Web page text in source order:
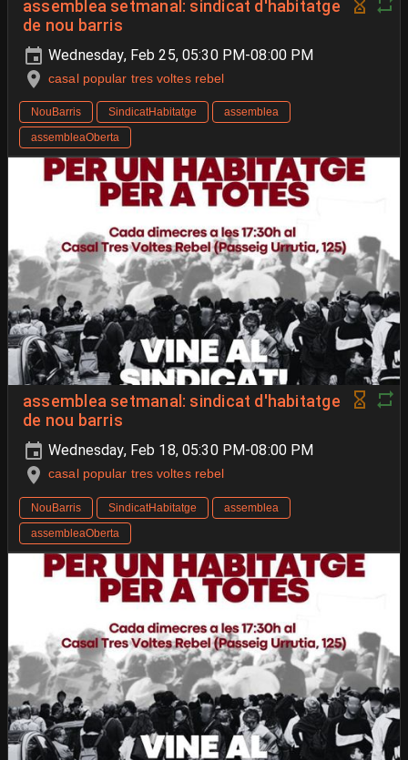
assemblea setmanal: sindicat d'habitatge
de nou barris
Wednesday, Feb 25, 05:30 PM-08:00 PM
casal popular tres voltes rebel
NouBarris SindicatHabitatge
assemblea
assembleaOberta
assemblea setmanal: sindicat d'habitatge
de nou barris
Wednesday, Feb 18, 05:30 PM-08:00 PM
casal popular tres voltes rebel
NouBarris SindicatHabitatge
assemblea
assembleaOberta